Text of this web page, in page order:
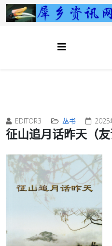
EDITOR3 丛书 2025
征山追月话昨天（友